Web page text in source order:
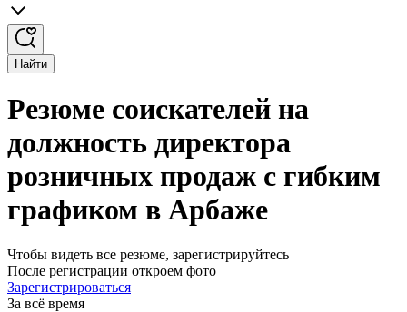
Найти
Резюме соискателей на
должность директора
розничных продаж с гибким
графиком в Арбаже
Чтобы видеть все резюме, зарегистрируйтесь
После регистрации откроем фото
Зарегистрироваться
За всё время